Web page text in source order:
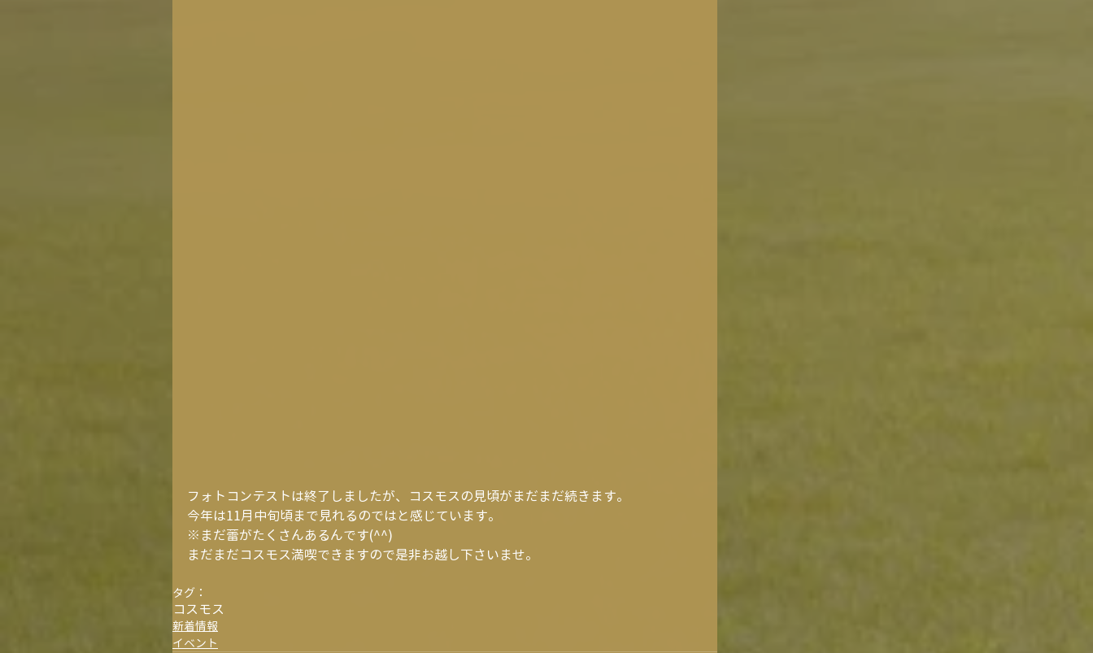
フォトコンテストは終了しましたが、コスモスの見頃がまだまだ続きます。
今年は11月中旬頃まで見れるのではと感じています。
※まだ蕾がたくさんあるんです(^^)
まだまだコスモス満喫できますので是非お越し下さいませ。
タグ：
コスモス
新着情報
イベント